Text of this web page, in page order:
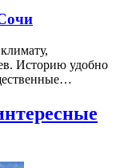
Историю удобно